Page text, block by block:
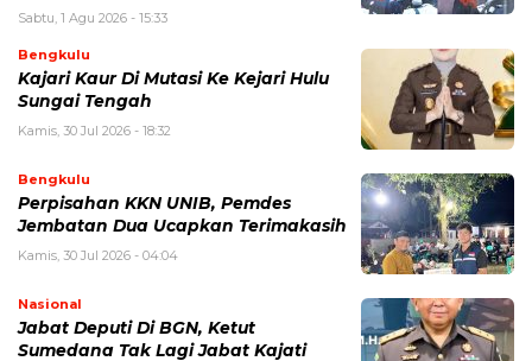
Sabtu, 1 Agu 2026 - 15:33
Bengkulu
Kajari Kaur Di Mutasi Ke Kejari Hulu
Sungai Tengah
Kamis, 30 Jul 2026 - 18:32
Bengkulu
Perpisahan KKN UNIB, Pemdes
Jembatan Dua Ucapkan Terimakasih
Kamis, 30 Jul 2026 - 04:04
Nasional
Jabat Deputi Di BGN, Ketut
Sumedana Tak Lagi Jabat Kajati